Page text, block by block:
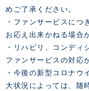
めご了承ください。
・ファンサービスにつ
お応え出来かねる場合
・リハビリ、コンディ
ファンサービスの対応
・今後の新型コロナウ
大状況によっては、随